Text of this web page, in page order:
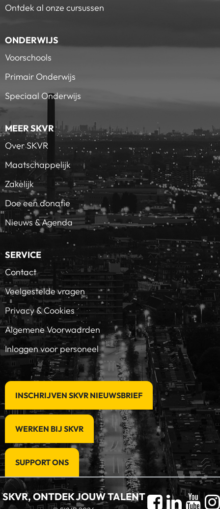
Ontdek al onze cursussen
ONDERWIJS
Voorschools
Primair Onderwijs
Speciaal Onderwijs
MEER SKVR
Over SKVR
Maatschappelijk
Zakelijk
Doe een donatie
Nieuws & Agenda
SERVICE
Contact
Veelgestelde vragen
Privacy & Cookies
Algemene Voorwaarden
Inloggen voor personeel
INSCHRIJVEN SKVR NIEUWSBRIEF
WERKEN BIJ SKVR
SUPPORT ONS
SKVR, ONTDEK JOUW TALENT